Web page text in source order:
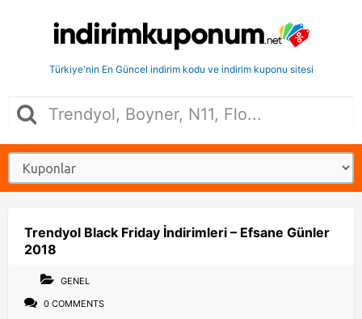
Türkiye'nin En Güncel indirim kodu ve indirim kuponu sitesi
Trendyol Black Friday İndirimleri – Efsane Günler
2018
GENEL
0 COMMENTS